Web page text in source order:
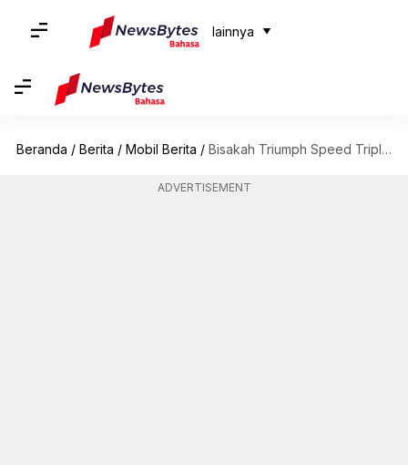
lainnya
Beranda / Berita / Mobil Berita / Bisakah Triumph Speed ​​Triple RS mengalahkan BMW S 1000 R?
ADVERTISEMENT